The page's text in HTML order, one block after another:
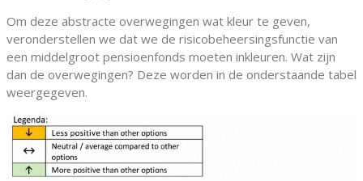
Om deze abstracte overwegingen wat kleur te geven,
veronderstellen we dat we de risicobeheersingsfunctie van
een middelgroot pensioenfonds moeten inkleuren. Wat zijn
dan de overwegingen? Deze worden in de onderstaande tabel
weergegeven.